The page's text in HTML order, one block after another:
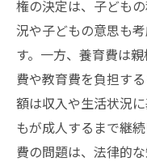
権の決定は、子ども
況や子どもの意思も
す。一方、養育費は
費や教育費を負担す
額は収入や生活状況
もが成人するまで継
費の問題は、法律的